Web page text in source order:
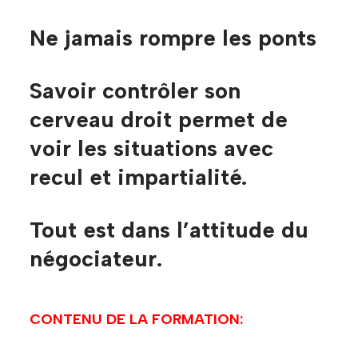
Ne jamais rompre les ponts
Savoir contrôler son
cerveau droit permet de
voir les situations avec
recul et impartialité.
Tout est dans l’attitude du
négociateur.
CONTENU DE LA FORMATION: